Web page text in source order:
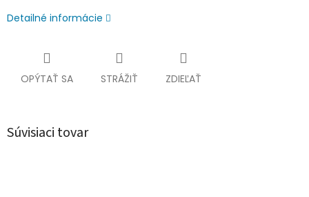
Detailné informácie
OPÝTAŤ SA STRÁŽIŤ ZDIEĽAŤ
Súvisiaci tovar